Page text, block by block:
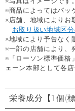
※商品によってはパッ
※店舗、地域によりお
お取り扱い地域区
※地域により予告なく
※一部の店舗により、
※「ローソン標準価格
ェーン本部として各
栄養成分 【1個(